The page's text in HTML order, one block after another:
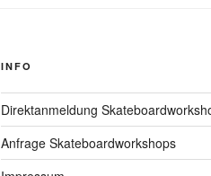
INFO
Direktanmeldung
Anfrage Skateboardworkshops